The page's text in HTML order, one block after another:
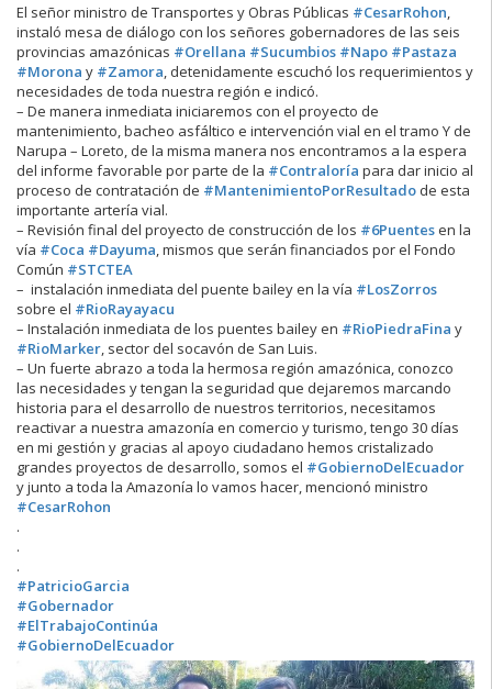
El señor ministro de Transportes y Obras Públicas #CesarRohon,
instaló mesa de diálogo con los señores gobernadores de las seis
provincias amazónicas #Orellana #Sucumbios #Napo #Pastaza
#Morona y #Zamora, detenidamente escuchó los requerimientos y
necesidades de toda nuestra región e indicó.
– De manera inmediata iniciaremos con el proyecto de
mantenimiento, bacheo asfáltico e intervención vial en el tramo Y de
Narupa – Loreto, de la misma manera nos encontramos a la espera
del informe favorable por parte de la #Contraloría para dar inicio al
proceso de contratación de #MantenimientoPorResultado de esta
importante artería vial.
– Revisión final del proyecto de construcción de los #6Puentesen la
vía #Coca #Dayuma, mismos que serán financiados por el Fondo
Común #STCTEA
– instalación inmediata del puente bailey en la vía #LosZorros
sobre el #RioRayayacu
– Instalación inmediata de los puentes bailey en #RioPiedraFina y
#RioMarker, sector del socavón de San Luis.
– Un fuerte abrazo a toda la hermosa región amazónica, conozco
las necesidades y tengan la seguridad que dejaremos marcando
historia para el desarrollo de nuestros territorios, necesitamos
reactivar a nuestra amazonía en comercio y turismo, tengo 30 días
en mi gestión y gracias al apoyo ciudadano hemos cristalizado
grandes proyectos de desarrollo, somos el #GobiernoDelEcuador
y junto a toda la Amazonía lo vamos hacer, mencionó ministro
#CesarRohon
.
.
.
#PatricioGarcia
#Gobernador
#ElTrabajoContinúa
#GobiernoDelEcuador